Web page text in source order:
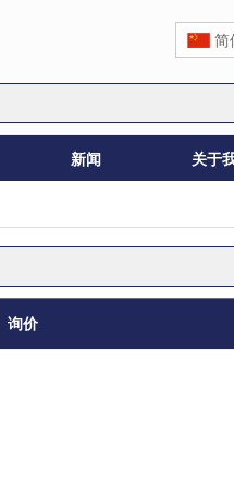
简
新闻 关于
询价